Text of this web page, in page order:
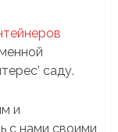
саду.
и
с нами своими